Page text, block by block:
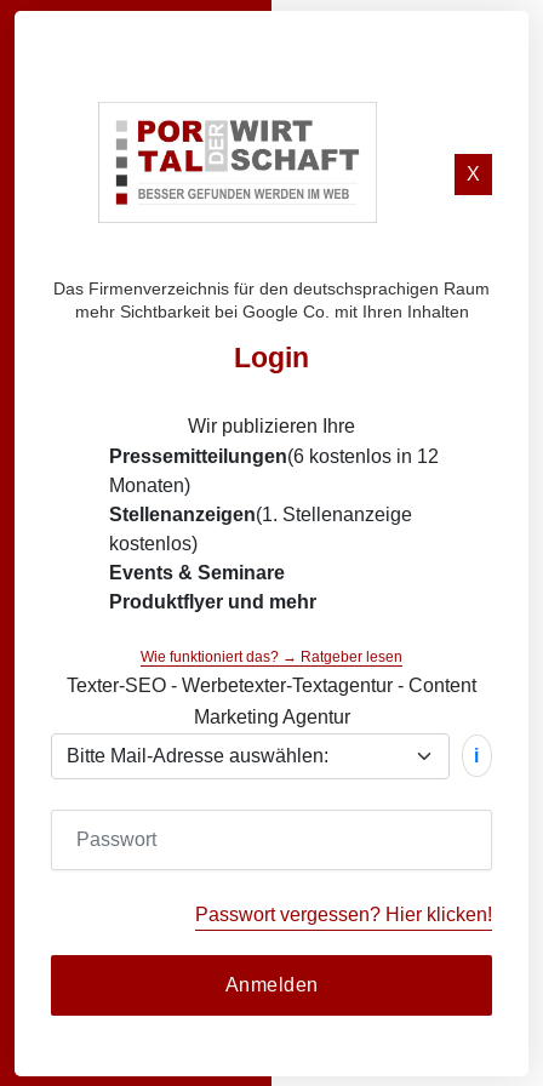
X
Das Firmenverzeichnis für den deutschsprachigen Raum
mehr Sichtbarkeit bei Google Co. mit Ihren Inhalten
Login
Wir publizieren Ihre
Pressemitteilungen(6 kostenlos in 12
Monaten)
Stellenanzeigen(1. Stellenanzeige
kostenlos)
Events & Seminare
Produktflyer und mehr
Wie funktioniert das? → Ratgeber lesen
Texter-SEO - Werbetexter-Textagentur - Content
Marketing Agentur
i
Passwort vergessen? Hier klicken!
Anmelden